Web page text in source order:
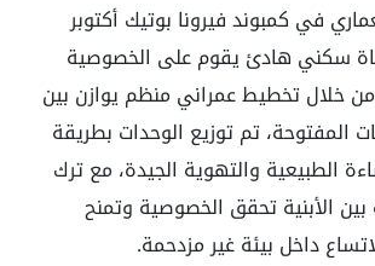
في كمبوند فيرونا بوتيك أكتوبر
سكني هادئ يقوم على الخصوصية
من خلال تخطيط عمراني منظم يوازن بين
المفتوحة، تم توزيع الوحدات بطريقة
الطبيعية والتهوية الجيدة، مع ترك
الأبنية تحقق الخصوصية وتمنح
داخل بيئة غير مزدحمة.